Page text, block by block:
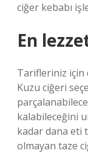
ciğer kebabı
En
Tarifleriniz için
Kuzu ciğeri
kalabileceğini
kadar dana eti
olmayan taze